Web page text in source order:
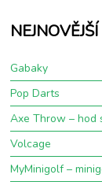
Gabaky
Pop Darts
Axe Throw – hod
Volcage
MyMinigolf –